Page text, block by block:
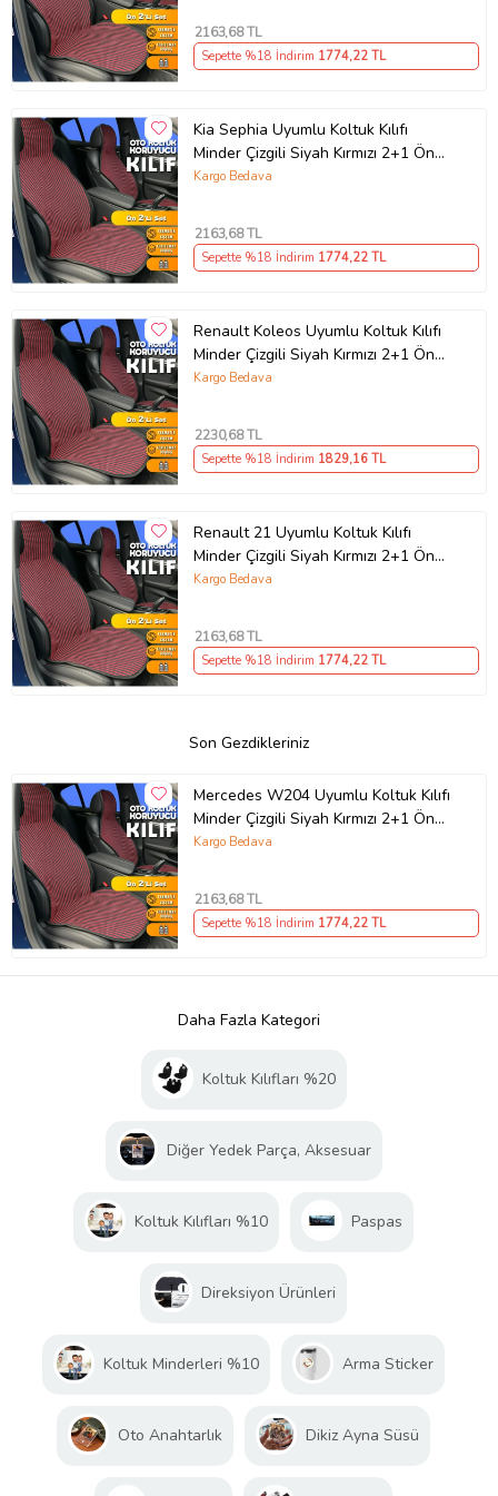
2163,68 TL
Sepette %18 İndirim 1774,22 TL
Kia Sephia Uyumlu Koltuk Kılıfı
Minder Çizgili Siyah Kırmızı 2+1 Ön
Arka Set
Kargo Bedava
2163,68 TL
Sepette %18 İndirim 1774,22 TL
Renault Koleos Uyumlu Koltuk Kılıfı
Minder Çizgili Siyah Kırmızı 2+1 Ön
Arka Set
Kargo Bedava
2230,68 TL
Sepette %18 İndirim 1829,16 TL
Renault 21 Uyumlu Koltuk Kılıfı
Minder Çizgili Siyah Kırmızı 2+1 Ön
Arka Set
Kargo Bedava
2163,68 TL
Sepette %18 İndirim 1774,22 TL
Son Gezdikleriniz
Mercedes W204 Uyumlu Koltuk Kılıfı
Minder Çizgili Siyah Kırmızı 2+1 Ön
Arka Set
Kargo Bedava
2163,68 TL
Sepette %18 İndirim 1774,22 TL
Daha Fazla Kategori
Koltuk Kılıfları %20
Diğer Yedek Parça, Aksesuar
Koltuk Kılıfları %10 Paspas
Direksiyon Ürünleri
Koltuk Minderleri %10 Arma Sticker
Oto Anahtarlık Dikiz Ayna Süsü